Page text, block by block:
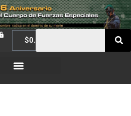
$0.00